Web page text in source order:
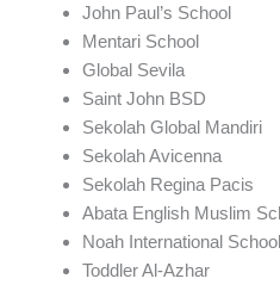
John Paul’s School
Mentari School
Global Sevila
Saint John BSD
Sekolah Global Mandiri
Sekolah Avicenna
Sekolah Regina Pacis
Abata English Muslim
Noah International School
Toddler Al-Azhar